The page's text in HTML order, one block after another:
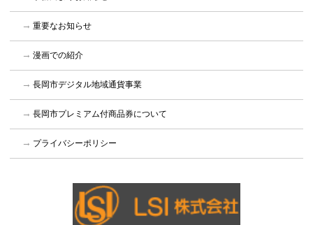
重要なお知らせ
漫画での紹介
長岡市デジタル地域通貨事業
長岡市プレミアム付商品券について
プライバシーポリシー